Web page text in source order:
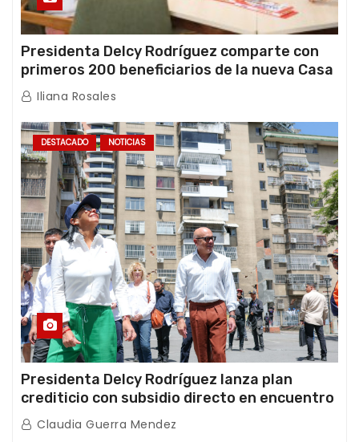
Presidenta Delcy Rodríguez comparte con
primeros 200 beneficiarios de la nueva Casa
de los Abuelos “La Primavera” en Caracas
Iliana Rosales
DESTACADO NOTICIAS
Presidenta Delcy Rodríguez lanza plan
crediticio con subsidio directo en encuentro
con Juntas de Condominio
Claudia Guerra Mendez